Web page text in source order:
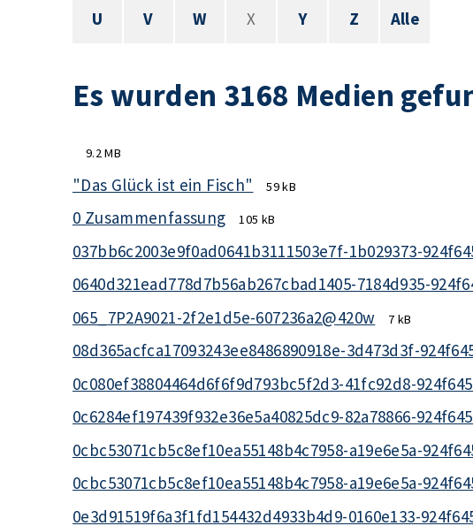
U V W X Y Z Alle
Es wurden 3168 Medien
9.2 MB
"Das Glück ist ein Fisch" 59 kB
0 Zusammenfassung 105 kB
037bb6c2003e9f0ad0641b3111503e7f-1b029373-
0640d321ead778d7b56ab267cbad1405-7184d935-
065_7P2A9021-2f2e1d5e-607236a2@420w 7 kB
08d365acfca17093243ee8486890918e-3d473d3f-
0c080ef38804464d6f6f9d793bc5f2d3-41fc92d8-
0c6284ef197439f932e36e5a40825dc9-82a78866-
0cbc53071cb5c8ef10ea55148b4c7958-a19e6e5a-
0cbc53071cb5c8ef10ea55148b4c7958-a19e6e5a-
0e3d91519f6a3f1fd154432d4933b4d9-0160e133-